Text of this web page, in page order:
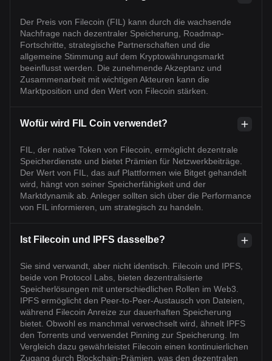
Der Preis von Filecoin (FIL) kann durch die wachsende
Nachfrage nach dezentraler Speicherung, Roadmap-
Fortschritte, strategische Partnerschaften und die
allgemeine Stimmung auf dem Kryptowährungsmarkt
beeinflusst werden. Die zunehmende Akzeptanz und
Zusammenarbeit mit wichtigen Akteuren kann die
Marktposition und den Wert von Filecoin stärken.
Wofür wird FIL Coin verwendet?
FIL, der native Token von Filecoin, ermöglicht dezentrale
Speicherdienste und bietet Prämien für Netzwerkbeiträge.
Der Wert von FIL, das auf Plattformen wie Bitget gehandelt
wird, hängt von seiner Speicherfähigkeit und der
Marktdynamik ab. Anleger sollten sich über die Performance
von FIL informieren, um strategisch zu handeln.
Ist Filecoin und IPFS dasselbe?
Sie sind verwandt, aber nicht identisch. Filecoin und IPFS,
beide von Protocol Labs, bieten dezentralisierte
Speicherlösungen mit unterschiedlichen Rollen im Web3.
IPFS ermöglicht den Peer-to-Peer-Austausch von Dateien,
während Filecoin Anreize zur dauerhaften Speicherung
bietet. Obwohl es manchmal verwechselt wird, ähnelt IPFS
den Torrents und verwendet Pinning zur Speicherung. Im
Vergleich dazu gewährleistet Filecoin einen kontinuierlichen
Zugang durch Blockchain-Prämien, was den dezentralen